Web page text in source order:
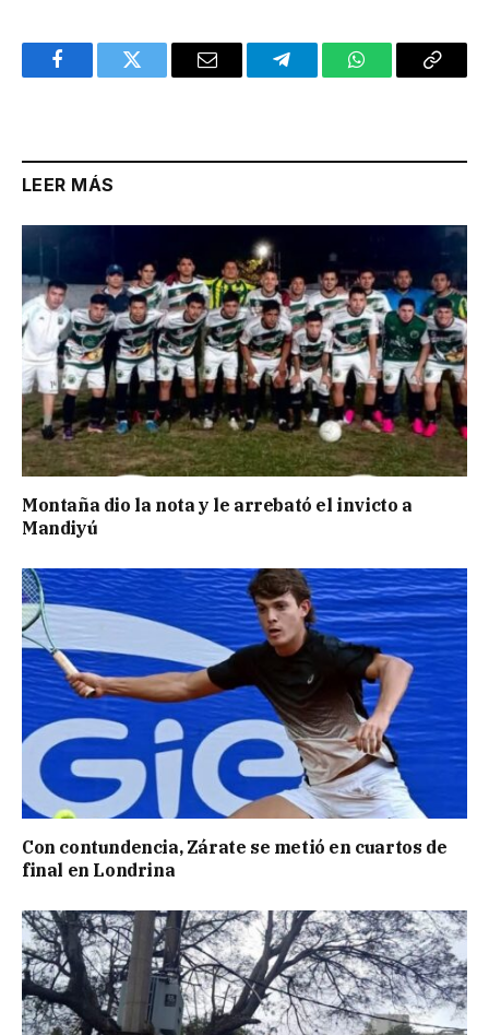
FacebookTwitter Email TelegramWhatsAppCopy
LEER MÁS
Montaña dio la nota y le arrebató el invicto a
Mandiyú
Con contundencia, Zárate se metió en cuartos de
final en Londrina